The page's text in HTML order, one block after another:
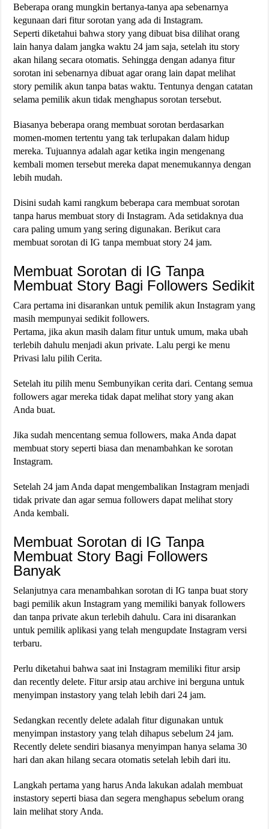
Beberapa orang mungkin bertanya-tanya apa sebenarnya
kegunaan dari fitur sorotan yang ada di Instagram.
Seperti diketahui bahwa story yang dibuat bisa dilihat orang
lain hanya dalam jangka waktu 24 jam saja, setelah itu story
akan hilang secara otomatis. Sehingga dengan adanya fitur
sorotan ini sebenarnya dibuat agar orang lain dapat melihat
story pemilik akun tanpa batas waktu. Tentunya dengan catatan
selama pemilik akun tidak menghapus sorotan tersebut.
Biasanya beberapa orang membuat sorotan berdasarkan
momen-momen tertentu yang tak terlupakan dalam hidup
mereka. Tujuannya adalah agar ketika ingin mengenang
kembali momen tersebut mereka dapat menemukannya dengan
lebih mudah.
Disini sudah kami rangkum beberapa cara membuat sorotan
tanpa harus membuat story di Instagram. Ada setidaknya dua
cara paling umum yang sering digunakan. Berikut cara
membuat sorotan di IG tanpa membuat story 24 jam.
Membuat Sorotan di IG Tanpa
Membuat Story Bagi Followers Sedikit
Cara pertama ini disarankan untuk pemilik akun Instagram yang
masih mempunyai sedikit followers.
Pertama, jika akun masih dalam fitur untuk umum, maka ubah
terlebih dahulu menjadi akun private. Lalu pergi ke menu
Privasi lalu pilih Cerita.
Setelah itu pilih menu Sembunyikan cerita dari. Centang semua
followers agar mereka tidak dapat melihat story yang akan
Anda buat.
Jika sudah mencentang semua followers, maka Anda dapat
membuat story seperti biasa dan menambahkan ke sorotan
Instagram.
Setelah 24 jam Anda dapat mengembalikan Instagram menjadi
tidak private dan agar semua followers dapat melihat story
Anda kembali.
Membuat Sorotan di IG Tanpa
Membuat Story Bagi Followers
Banyak
Selanjutnya cara menambahkan sorotan di IG tanpa buat story
bagi pemilik akun Instagram yang memiliki banyak followers
dan tanpa private akun terlebih dahulu. Cara ini disarankan
untuk pemilik aplikasi yang telah mengupdate Instagram versi
terbaru.
Perlu diketahui bahwa saat ini Instagram memiliki fitur arsip
dan recently delete. Fitur arsip atau archive ini berguna untuk
menyimpan instastory yang telah lebih dari 24 jam.
Sedangkan recently delete adalah fitur digunakan untuk
menyimpan instastory yang telah dihapus sebelum 24 jam.
Recently delete sendiri biasanya menyimpan hanya selama 30
hari dan akan hilang secara otomatis setelah lebih dari itu.
Langkah pertama yang harus Anda lakukan adalah membuat
instastory seperti biasa dan segera menghapus sebelum orang
lain melihat story Anda.